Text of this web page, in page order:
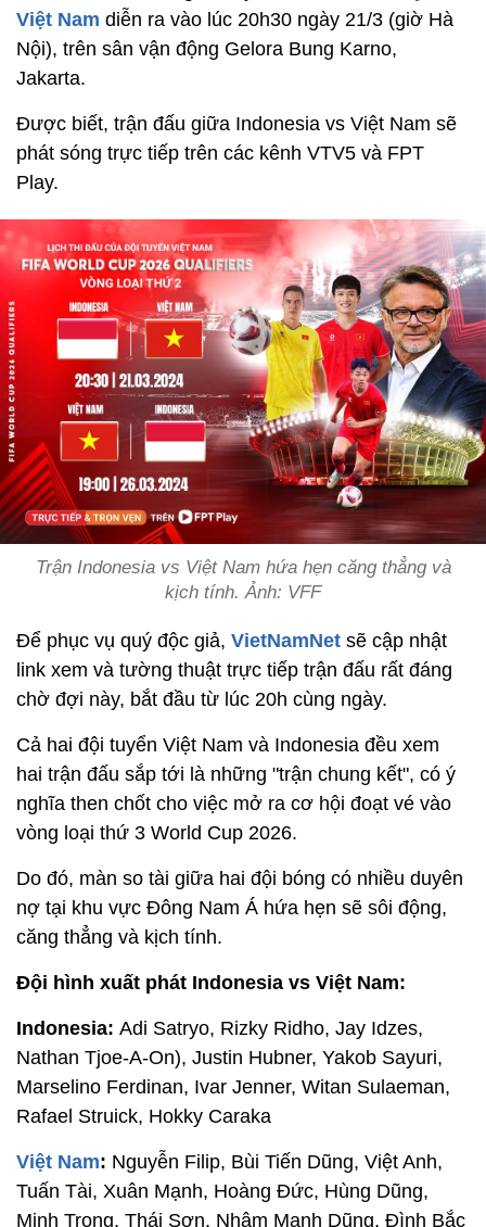
Việt Nam diễn ra vào lúc 20h30 ngày 21/3 (giờ Hà
Nội), trên sân vận động Gelora Bung Karno,
Jakarta.
Được biết, trận đấu giữa Indonesia vs Việt Nam sẽ
phát sóng trực tiếp trên các kênh VTV5 và FPT
Play.
Trận Indonesia vs Việt Nam hứa hẹn căng thẳng và
kịch tính. Ảnh: VFF
Để phục vụ quý độc giả, VietNamNet sẽ cập nhật
link xem và tường thuật trực tiếp trận đấu rất đáng
chờ đợi này, bắt đầu từ lúc 20h cùng ngày.
Cả hai đội tuyển Việt Nam và Indonesia đều xem
hai trận đấu sắp tới là những "trận chung kết", có ý
nghĩa then chốt cho việc mở ra cơ hội đoạt vé vào
vòng loại thứ 3 World Cup 2026.
Do đó, màn so tài giữa hai đội bóng có nhiều duyên
nợ tại khu vực Đông Nam Á hứa hẹn sẽ sôi động,
căng thẳng và kịch tính.
Đội hình xuất phát Indonesia vs Việt Nam:
Indonesia: Adi Satryo, Rizky Ridho, Jay Idzes,
Nathan Tjoe-A-On), Justin Hubner, Yakob Sayuri,
Marselino Ferdinan, Ivar Jenner, Witan Sulaeman,
Rafael Struick, Hokky Caraka
Việt Nam: Nguyễn Filip, Bùi Tiến Dũng, Việt Anh,
Tuấn Tài, Xuân Mạnh, Hoàng Đức, Hùng Dũng,
Minh Trọng, Thái Sơn, Nhâm Mạnh Dũng, Đình Bắc